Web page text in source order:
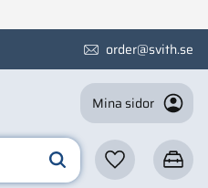
order@svith.se
Mina sidor
Favoriter